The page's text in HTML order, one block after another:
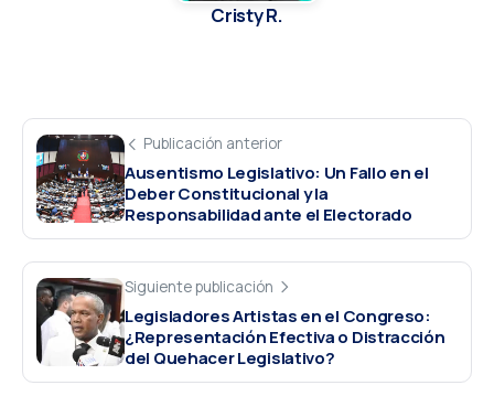
Cristy R.
Publicación anterior
Ausentismo Legislativo: Un Fallo en el
Deber Constitucional y la
Responsabilidad ante el Electorado
Siguiente publicación
Legisladores Artistas en el Congreso:
¿Representación Efectiva o Distracción
del Quehacer Legislativo?